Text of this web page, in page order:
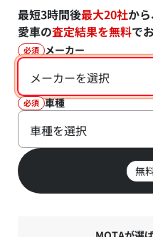
最短3時間後最大20社から
愛車の査定結果を無料で
必須 メーカー
メーカーを選択
必須 車種
車種を選択
無